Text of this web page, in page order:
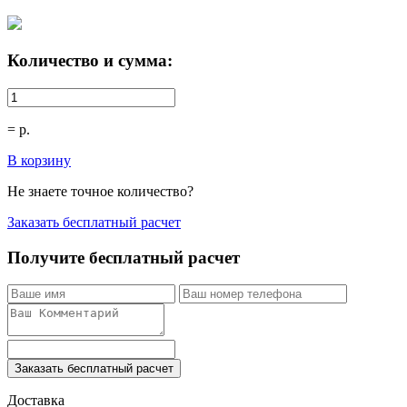
Количество и сумма:
= р.
В корзину
Не знаете точное количество?
Заказать бесплатный расчет
Получите бесплатный расчет
Заказать бесплатный расчет
Доставка